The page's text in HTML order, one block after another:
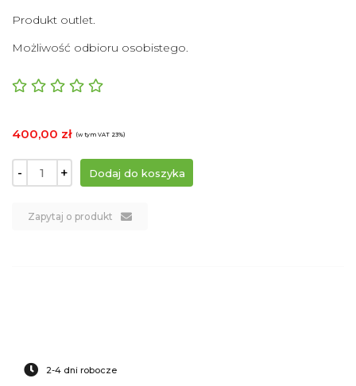
Produkt outlet.
Możliwość odbioru osobistego.
400,00 zł (w tym VAT 23%)
- +
Zapytaj o produkt
2-4 dni robocze